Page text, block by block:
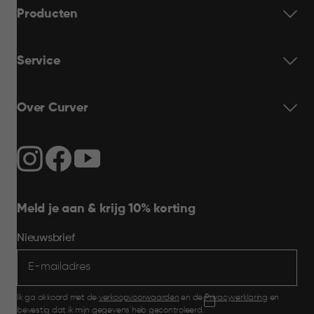
Producten
Service
Over Curver
Meld je aan & krijg 10% korting
Nieuwsbrief
Ik ga akkoord met de verkoopvoorwaarden en dePrivacyverklaring en
bevestig dat ik mijn gegevens heb gecontroleerd.